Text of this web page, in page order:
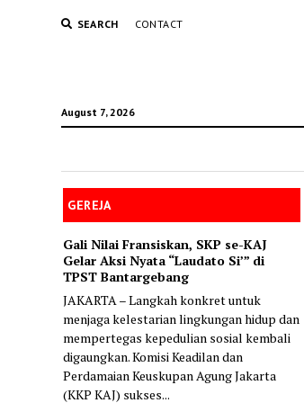
SEARCH CONTACT
August 7, 2026
GEREJA
Gali Nilai Fransiskan, SKP se-KAJ
Gelar Aksi Nyata “Laudato Si’” di
TPST Bantargebang
JAKARTA – Langkah konkret untuk
menjaga kelestarian lingkungan hidup dan
mempertegas kepedulian sosial kembali
digaungkan. Komisi Keadilan dan
Perdamaian Keuskupan Agung Jakarta
(KKP KAJ) sukses...